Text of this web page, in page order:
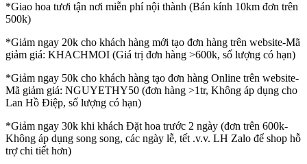
*Giao hoa tươi tận nơi miễn phí nội thành (Bán kính 10km đơn trên
500k)
*Giảm ngay 20k cho khách hàng mới tạo đơn hàng trên website-Mã
giảm giá: KHACHMOI (Giá trị đơn hàng >600k, số lượng có hạn)
*Giảm ngay 50k cho khách hàng tạo đơn hàng Online trên website-
Mã giảm giá: NGUYETHY50 (đơn hàng >1tr, Không áp dụng cho
Lan Hồ Điệp, số lượng có hạn)
*Giảm ngay 30k khi khách Đặt hoa trước 2 ngày (đơn trên 600k-
Không áp dụng song song, các ngày lễ, tết .v.v. LH Zalo để shop hỗ
trợ chi tiết hơn)